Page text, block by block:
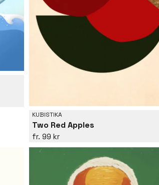
KUBISTIKA
Two Red Apples
99 kr